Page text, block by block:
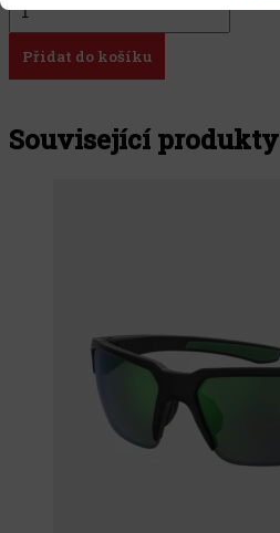
Přidat do košíku
Související produkty